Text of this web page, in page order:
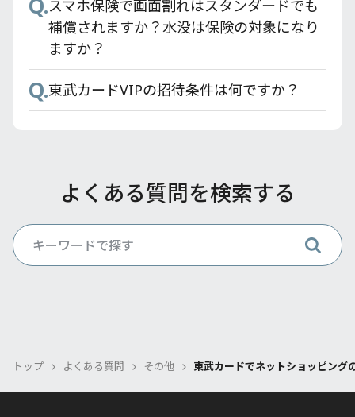
スマホ保険で画面割れはスタンダードでも
補償されますか？水没は保険の対象になり
ますか？
Q.東武カードVIPの招待条件は何ですか？
よくある質問を検索する
トップ よくある質問 その他 東武カードでネットショッピング